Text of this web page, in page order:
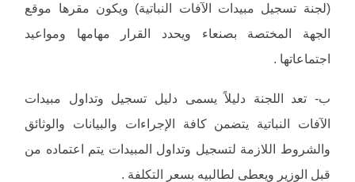
(لجنة تسجيل مبيدات الآفات النباتية) ويكون مقرها موقع
الجهة المختصة بصنعاء ويحدد القرار مهامها ومواعيد
اجتماعاتها .
‌ب- تعد اللجنة دليلاً يسمى دليل تسجيل وتداول مبيدات
الآفات النباتية يتضمن كافة الإجراءات والبيانات والوثائق
والشروط اللازمة لتسجيل وتداول المبيدات يتم اعتماده من
قبل الوزير ويعطى لطالبيه بسعر التكلفة .